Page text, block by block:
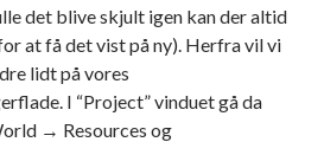
det blive skjult igen kan der altid
at få det vist på ny). Herfra vil vi
lidt på vores
I “Project” vinduet gå da
→ Resources og